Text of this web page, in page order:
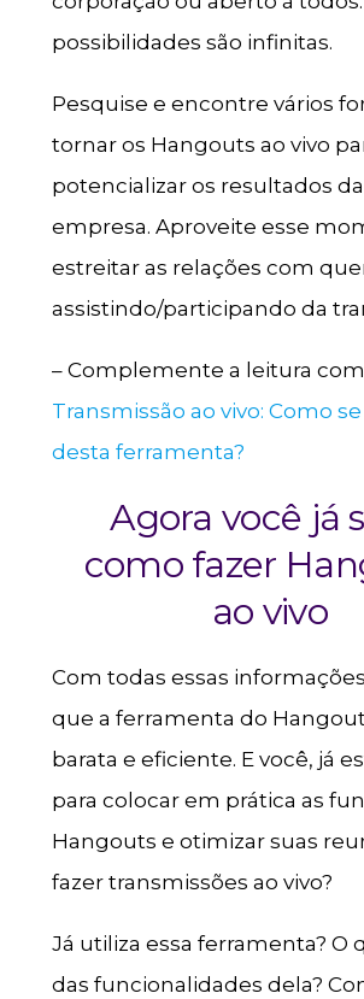
possibilidades são infinitas.
Pesquise e encontre vários
tornar os Hangouts ao vivo
potencializar os resultados
empresa. Aproveite esse
estreitar as relações com
assistindo/participando da
– Complemente a leitura
Transmissão ao vivo: Como
desta ferramenta?
Agora você já
como fazer
ao vivo
Com todas essas
que a ferramenta do
barata e eficiente. E você, já
para colocar em prática as
Hangouts e otimizar suas
fazer transmissões ao vivo?
Já utiliza essa ferramenta? O
das funcionalidades dela?